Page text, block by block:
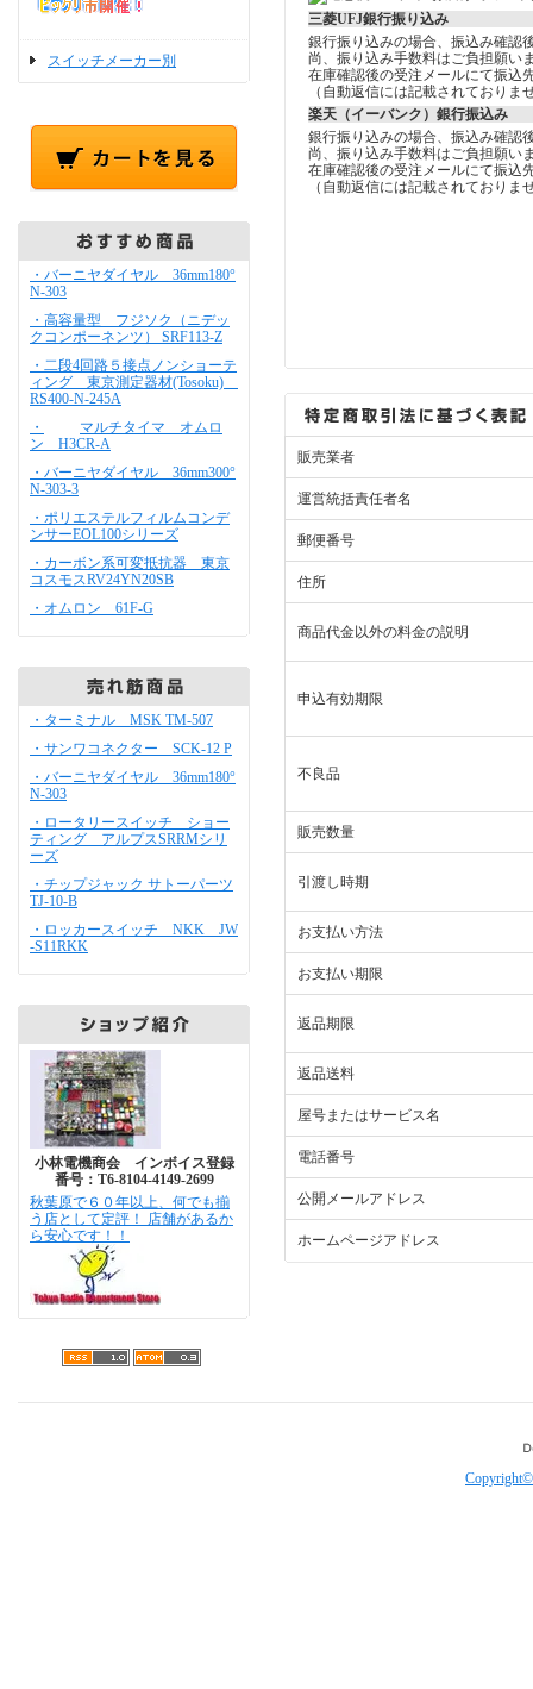
スイッチメーカー別
・バーニヤダイヤル 36mm180°
N-303
・高容量型 フジソク（ニデッ
クコンポーネンツ） SRF113-Z
・二段4回路５接点ノンショーテ
ィング 東京測定器材(Tosoku)
RS400-N-245A
・
マルチタイマ オムロ
ン H3CR-A
・バーニヤダイヤル 36mm300°
N-303-3
・ポリエステルフィルムコンデ
ンサーEOL100シリーズ
・カーボン系可変抵抗器 東京
コスモスRV24YN20SB
・オムロン 61F-G
・ターミナル MSK TM-507
・サンワコネクター SCK-12 P
・バーニヤダイヤル 36mm180°
N-303
・ロータリースイッチ ショー
ティング アルプスSRRMシリ
ーズ
・チップジャック サトーパーツ
TJ-10-B
・ロッカースイッチ NKK JW
-S11RKK
小林電機商会 インボイス登録
番号：T6-8104-4149-2699
秋葉原で６０年以上、何でも揃
う店として定評！ 店舗があるか
ら安心です！！
三菱UFJ銀行振り込み
銀行振り込みの場合、振込み確認
尚、振り込み手数料はご負担願い
在庫確認後の受注メールにて振込
（自動返信には記載されておりま
楽天（イーバンク）銀行振込み
銀行振り込みの場合、振込み確認
尚、振り込み手数料はご負担願い
在庫確認後の受注メールにて振込
（自動返信には記載されておりま
販売業者
運営統括責任者名
郵便番号
住所
商品代金以外の料金の説明
申込有効期限
不良品
販売数量
引渡し時期
お支払い方法
お支払い期限
返品期限
返品送料
屋号またはサービス名
電話番号
公開メールアドレス
ホームページアドレス
Copyright©